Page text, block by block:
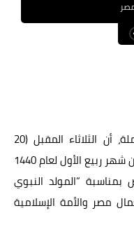
المرأة
النجوم
العالم
أعلن محمد سعفان وزير القوي العاملة، أن الثلاثاء المقبل (20
نوفمبر الجاري، الموافق الثاني عشر من شهر ربيع الأول لعام 1440
بمناسبة “المولد النبوي
مصر والأمة الإسلامية